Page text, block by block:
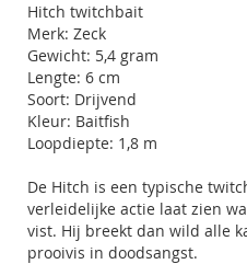
Hitch twitchbait
Merk: Zeck
Gewicht: 5,4 gram
Lengte: 6 cm
Soort: Drijvend
Kleur: Baitfish
Loopdiepte: 1,8 m
De Hitch is een typische
verleidelijke actie laat zien
vist. Hij breekt dan wild alle
prooivis in doodsangst.